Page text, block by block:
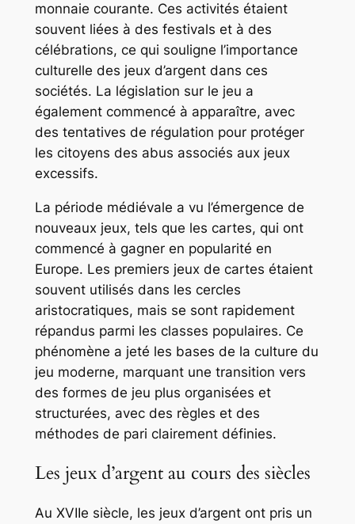
monnaie courante. Ces activités étaient
souvent liées à des festivals et à des
célébrations, ce qui souligne l’importance
culturelle des jeux d’argent dans ces
sociétés. La législation sur le jeu a
également commencé à apparaître, avec
des tentatives de régulation pour protéger
les citoyens des abus associés aux jeux
excessifs.
La période médiévale a vu l’émergence de
nouveaux jeux, tels que les cartes, qui ont
commencé à gagner en popularité en
Europe. Les premiers jeux de cartes étaient
souvent utilisés dans les cercles
aristocratiques, mais se sont rapidement
répandus parmi les classes populaires. Ce
phénomène a jeté les bases de la culture du
jeu moderne, marquant une transition vers
des formes de jeu plus organisées et
structurées, avec des règles et des
méthodes de pari clairement définies.
Les jeux d’argent au cours des siècles
Au XVIIe siècle, les jeux d’argent ont pris un